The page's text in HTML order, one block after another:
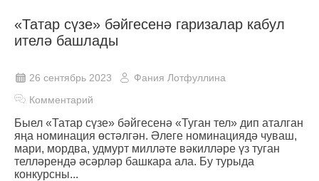
«Татар сүзе» бәйгесенә гаризалар кабул
ителә башлады
26 сентябрь 2023
Фания Лотфуллина
Комментарий
Быел «Татар сүзе» бәйгесенә «Туган тел» дип аталган
яңа номинация өстәлгән. Әлеге номинациядә чуваш,
мари, мордва, удмурт милләте вәкилләре үз туган
телләрендә әсәрләр башкара ала. Бу турыда
конкурсны...